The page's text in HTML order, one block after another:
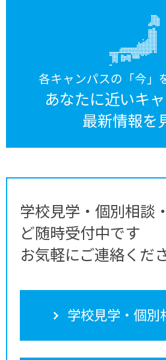
各キャンパスの「今」
あなたに近いキ
最新情報を
学校見学・個別相談
ど随時受付中です
お気軽にご連絡くだ
学校見学・個別